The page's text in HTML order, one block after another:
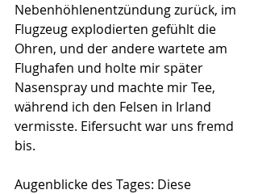
Nebenhöhlenentzündung zurück, im
Flugzeug explodierten gefühlt die
Ohren, und der andere wartete am
Flughafen und holte mir später
Nasenspray und machte mir Tee,
während ich den Felsen in Irland
vermisste. Eifersucht war uns fremd
bis.
Augenblicke des Tages: Diese